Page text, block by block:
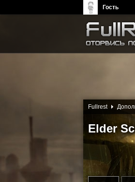
Elder
Fullrest
Гость